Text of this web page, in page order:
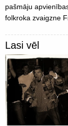
pašmāju
folkroka zvaigzne
Lasi vēl